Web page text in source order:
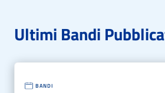
Ultimi Bandi
BANDI